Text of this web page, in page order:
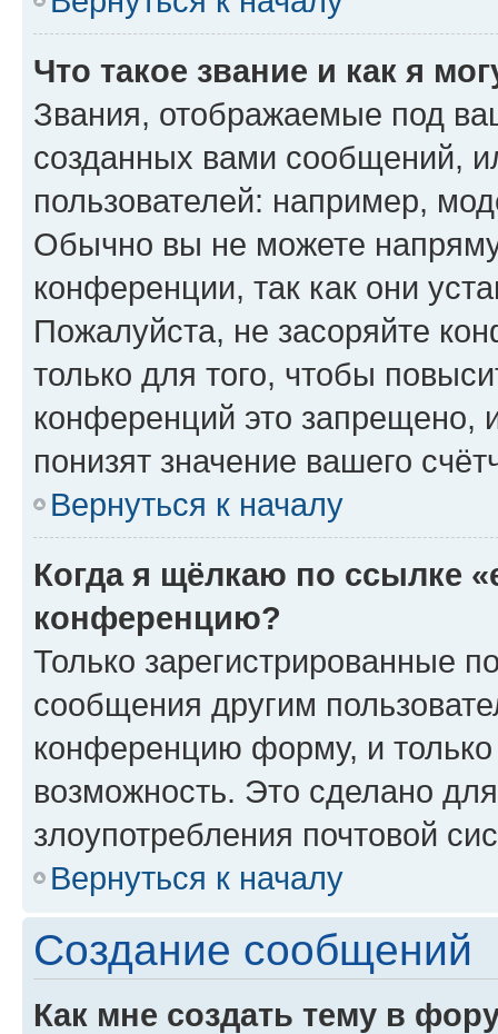
Что такое звание и как я
Звания, отображаемые под
созданных вами сообщений,
пользователей: например,
Обычно вы не можете
конференции, так как они
Пожалуйста, не засоряйте
только для того, чтобы
конференций это запрещено,
понизят значение вашего
Вернуться к началу
Когда я щёлкаю по ссылке
конференцию?
Только зарегистрированные
сообщения другим
конференцию форму, и
возможность. Это сделано
злоупотребления почтовой
Вернуться к началу
Создание сообщений
Как мне создать тему в